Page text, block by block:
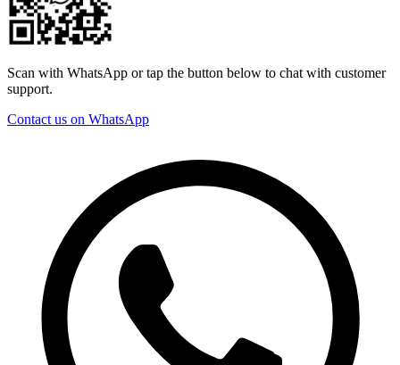
Scan with WhatsApp or tap the button below to chat with customer
support.
Contact us on WhatsApp